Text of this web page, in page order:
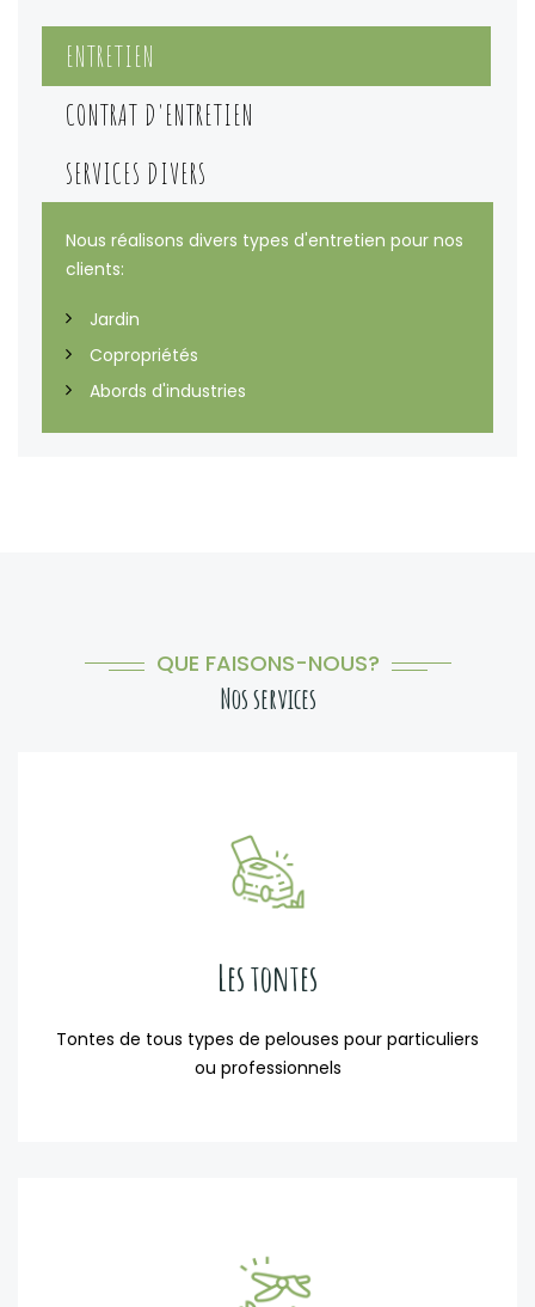
ENTRETIEN
CONTRAT D'ENTRETIEN
SERVICES DIVERS
Nous réalisons divers types d'entretien pour nos
clients:
Jardin
Copropriétés
Abords d'industries
QUE FAISONS-NOUS?
Nos services
Les tontes
Tontes de tous types de pelouses pour particuliers
ou professionnels